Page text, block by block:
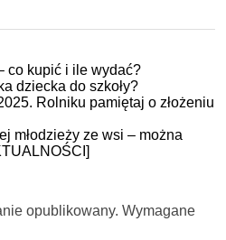
co kupić i ile wydać?
dziecka do szkoły?
Rolniku pamiętaj o złożeniu
młodzieży ze wsi – można
opublikowany. Wymagane